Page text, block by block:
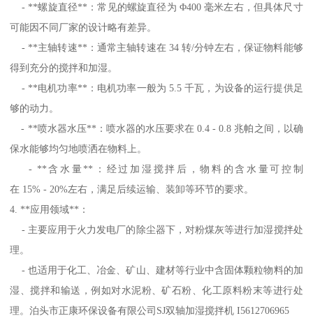
- **螺旋直径**：常见的螺旋直径为 Φ400 毫米左右，但具体尺寸
可能因不同厂家的设计略有差异。
- **主轴转速**：通常主轴转速在 34 转/分钟左右，保证物料能够
得到充分的搅拌和加湿。
- **电机功率**：电机功率一般为 5.5 千瓦，为设备的运行提供足
够的动力。
- **喷水器水压**：喷水器的水压要求在 0.4 - 0.8 兆帕之间，以确
保水能够均匀地喷洒在物料上。
- **含水量**：经过加湿搅拌后，物料的含水量可控制
在 15% - 20%左右，满足后续运输、装卸等环节的要求。
4. **应用领域**：
- 主要应用于火力发电厂的除尘器下，对粉煤灰等进行加湿搅拌处
理。
- 也适用于化工、冶金、矿山、建材等行业中含固体颗粒物料的加
湿、搅拌和输送，例如对水泥粉、矿石粉、化工原料粉末等进行处
理。泊头市正康环保设备有限公司SJ双轴加湿搅拌机 I5612706965